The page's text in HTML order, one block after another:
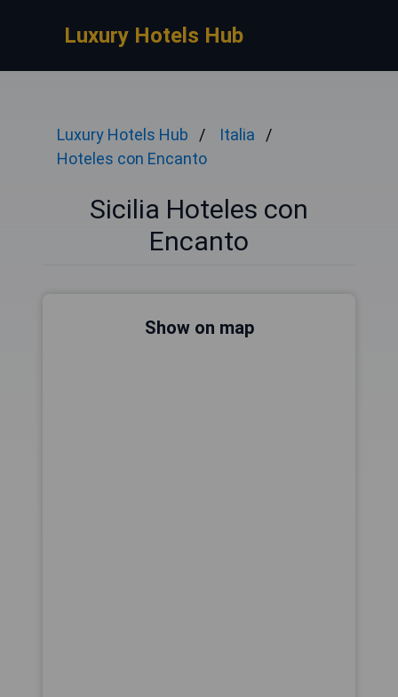
Luxury Hotels Hub
Luxury Hotels Hub
Italia
Hoteles con Encanto
Sicilia Hoteles con
Encanto
Show on map